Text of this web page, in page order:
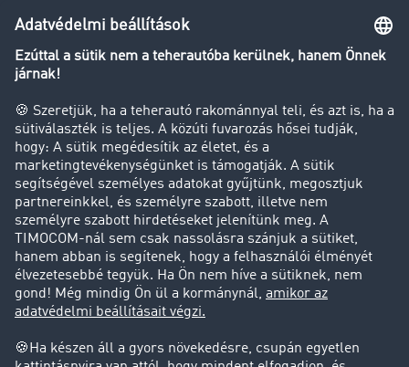
Transzportlexikon
Tehergépkocsi-forgalomkorlátozás
Cég
Sikertörténetek
Ügyfél hoz ügyfelet
Jogi információk
Impresszum